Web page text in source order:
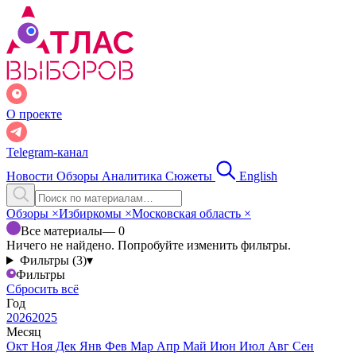
О проекте
Telegram-канал
Новости Обзоры Аналитика Сюжеты English
Обзоры ×Избиркомы ×Московская область ×
Все материалы— 0
Ничего не найдено. Попробуйте изменить фильтры.
Фильтры (3)▾
Фильтры
Сбросить всё
Год
20262025
Месяц
Окт Ноя Дек Янв Фев Мар Апр Май Июн Июл Авг Сен